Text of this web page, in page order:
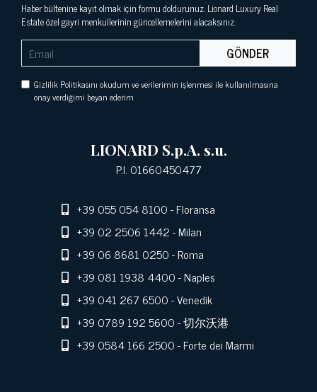
Haber bültenine kayıt olmak için formu doldurunuz. Lionard Luxury Real
Estate özel gayri menkullerinin güncellemelerini alacaksınız.
GÖNDER
Gizlilik Politikasını okudum ve verilerimin işlenmesi ile kullanılmasına
onay verdiğimi beyan ederim.
LIONARD S.p.A. s.u.
P.I. 01660450477
+39 055 054 8100- Floransa
+39 02 2506 1442- Milan
+39 06 8681 0250- Roma
+39 081 1938 4400- Naples
+39 041 267 6500- Venedik
+39 0789 192 5600- 切尔沃港
+39 0584 166 2500- Forte dei Marmi